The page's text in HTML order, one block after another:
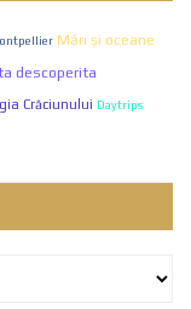
Mări și oceane
descoperita
Crăciunului Daytrips